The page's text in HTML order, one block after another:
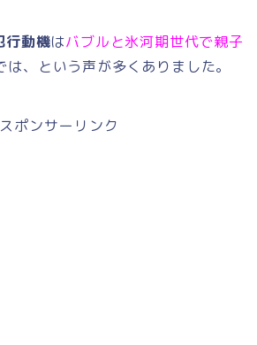
行動機はバブルと氷河期世代で親子
は、という声が多くありました。
スポンサーリンク